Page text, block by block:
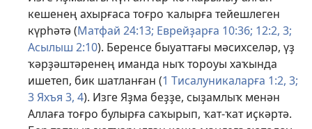
кешенең ахырғаса тоғро ҡалырға тейешлеген
күрһәтә (Матфай 24:13; Еврейҙарға 10:36; 12:2, 3;
Асылыш 2:10). Беренсе быуаттағы мәсихселәр, үҙ
ҡәрҙәштәренең иманда ныҡ тороуы хаҡында
ишетеп, бик шатланған (1 Тисалуникаларға 1:2, 3;
3 Яхъя 3, 4). Изге Яҙма беҙҙе, сыҙамлыҡ менән
Аллаға тоғро булырға саҡырып, ҡат-ҡат иҫкәртә.